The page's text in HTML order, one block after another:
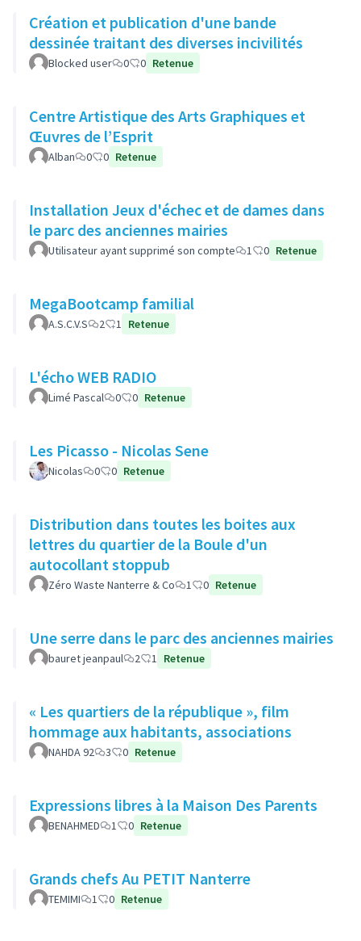
Création et publication d'une bande
dessinée traitant des diverses incivilités
Blocked user 0 0 Retenue
Centre Artistique des Arts Graphiques et
Œuvres de l’Esprit
Alban 0 0 Retenue
Installation Jeux d'échec et de dames dans
le parc des anciennes mairies
Utilisateur ayant supprimé son compte 1 0 Retenue
MegaBootcamp familial
A.S.C.V.S 2 1 Retenue
L'écho WEB RADIO
Limé Pascal 0 0 Retenue
Les Picasso - Nicolas Sene
Nicolas 0 0 Retenue
Distribution dans toutes les boites aux
lettres du quartier de la Boule d'un
autocollant stoppub
Zéro Waste Nanterre & Co 1 0 Retenue
Une serre dans le parc des anciennes mairies
bauret jeanpaul 2 1 Retenue
« Les quartiers de la république », film
hommage aux habitants, associations
NAHDA 92 3 0 Retenue
Expressions libres à la Maison Des Parents
BENAHMED 1 0 Retenue
Grands chefs Au PETIT Nanterre
TEMIMI 1 0 Retenue